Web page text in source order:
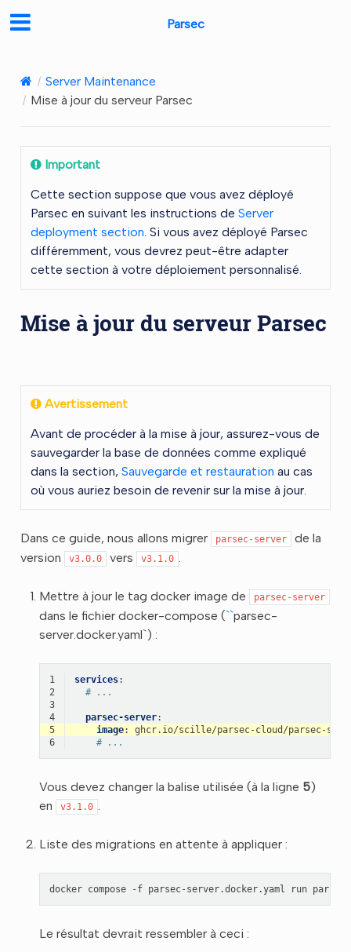
Parsec
Server Maintenance
Mise à jour du serveur Parsec
Important
Cette section suppose que vous avez déployé
Parsec en suivant les instructions de Server
deployment section. Si vous avez déployé Parsec
différemment, vous devrez peut-être adapter
cette section à votre déploiement personnalisé.
Mise à jour du serveur Parsec
Avertissement
Avant de procéder à la mise à jour, assurez-vous de
sauvegarder la base de données comme expliqué
dans la section, Sauvegarde et restauration au cas
où vous auriez besoin de revenir sur la mise à jour.
Dans ce guide, nous allons migrer parsec-server
de la
version
v3.0.0 vers v3.1.0 .
Mettre à jour le tag docker image de parsec-server
dans le fichier docker-compose (``parsec-
server.docker.yaml`) :
1 services:
2
# ...
3
4
parsec-server:
5
image:
ghcr.io/scille/parsec-cloud/parsec-
6
# ...
Vous devez changer la balise utilisée (à la ligne 5)
en
v3.1.0 .
Liste des migrations en attente à appliquer :
docker compose -f parsec-server.docker.yaml run
Le résultat devrait ressembler à ceci :